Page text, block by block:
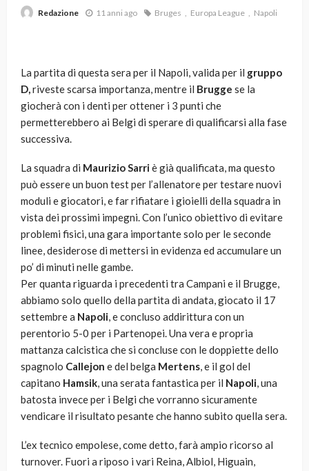
Redazione 11 anni ago Bruges Europa League Napoli
La partita di questa sera per il Napoli, valida per il gruppo
D,riveste scarsa importanza, mentre il Brugge se la
giocherà con i denti per ottener i 3 punti che
permetterebbero ai Belgi di sperare di qualificarsi alla fase
successiva.
La squadra di Maurizio Sarriè già qualificata, ma questo
può essere un buon test per l’allenatore per testare nuovi
moduli e giocatori, e far rifiatare i gioielli della squadra in
vista dei prossimi impegni. Con l’unico obiettivo di evitare
problemi fisici, una gara importante solo per le seconde
linee, desiderose di mettersi in evidenza ed accumulare un
po’ di minuti nelle gambe.
Per quanta riguarda i precedenti tra Campani e il Brugge,
abbiamo solo quello della partita di andata, giocato il 17
settembre a Napoli, e concluso addirittura con un
perentorio 5-0 per i Partenopei. Una vera e propria
mattanza calcistica che si concluse con le doppiette dello
spagnolo Callejon e del belga Mertens, e il gol del
capitano Hamsik, una serata fantastica per il Napoli, una
batosta invece per i Belgi che vorranno sicuramente
vendicare il risultato pesante che hanno subito quella sera.
L’ex tecnico empolese, come detto, farà ampio ricorso al
turnover. Fuori a riposo i vari Reina, Albiol, Higuain,